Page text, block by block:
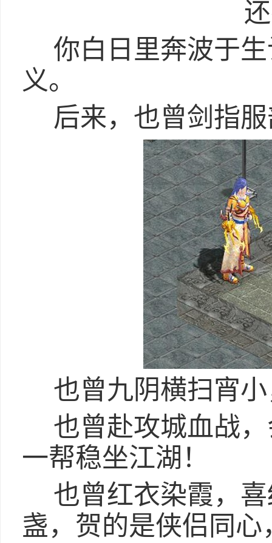
你白日里奔波于
义。
后来，也曾剑指
也曾九阴横扫宵
也曾赴攻城血战
一帮稳坐江湖！
也曾红衣染霞，
盏，贺的是侠侣同